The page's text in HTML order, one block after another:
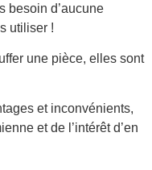
besoin d’aucune
utiliser !
une pièce, elles sont
et inconvénients,
et de l’intérêt d’en